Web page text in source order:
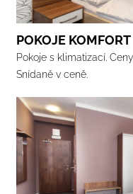
POKOJE KOMFORT
Pokoje s klimatizací.
Snídaně v ceně.